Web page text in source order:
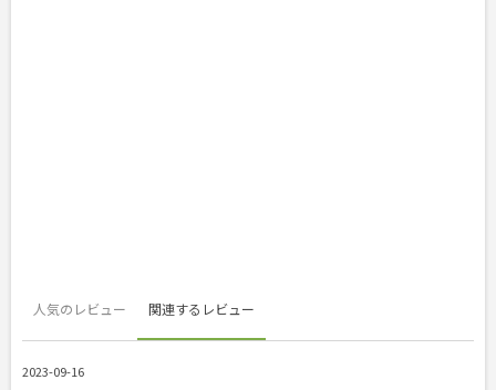
人気のレビュー 関連するレビュー
2023-09-16